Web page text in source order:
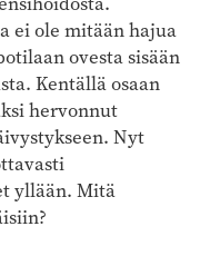
ei ole mitään hajua
ovesta sisään
Kentällä osaan
hervonnut
Nyt
yllään. Mitä